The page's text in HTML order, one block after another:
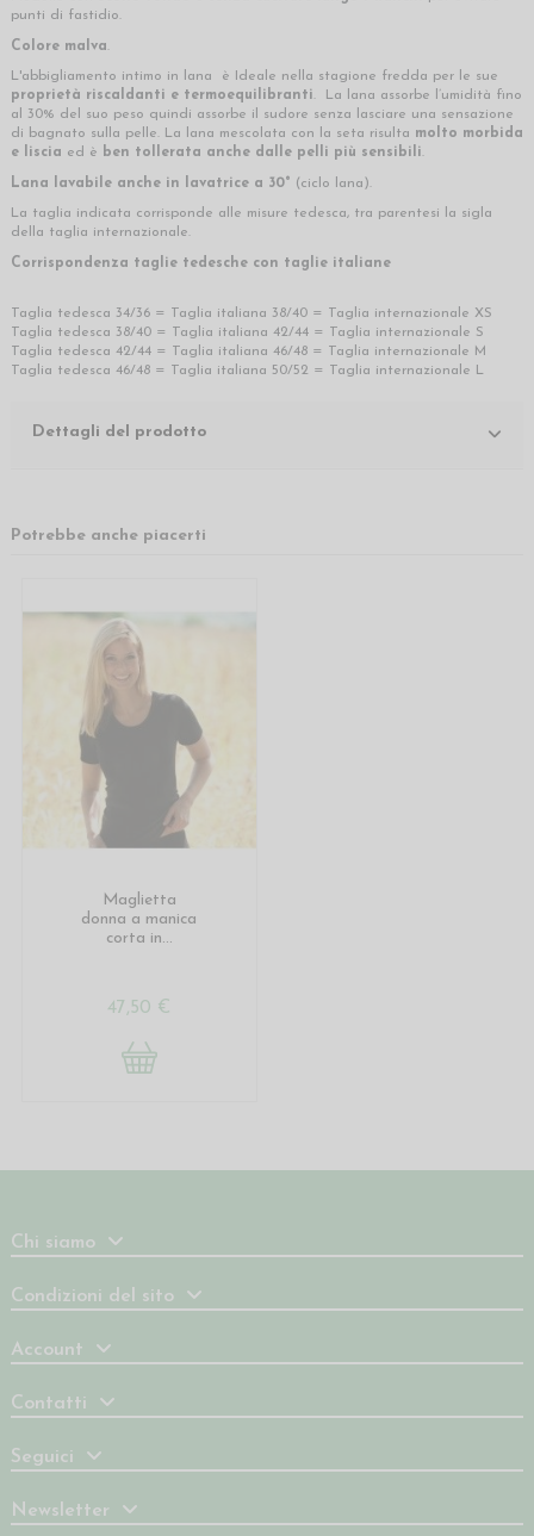
punti di fastidio.
Colore malva.
L'abbigliamento intimo in lana è Ideale nella stagione fredda per le sue
proprietà riscaldanti e termoequilibranti. La lana assorbe l’umidità fino
al 30% del suo peso quindi assorbe il sudore senza lasciare una sensazione
di bagnato sulla pelle. La lana mescolata con la seta risulta molto morbida
e liscia ed è ben tollerata anche dalle pelli più sensibili.
Lana lavabile anche in lavatrice a 30° (ciclo lana).
La taglia indicata corrisponde alle misure tedesca, tra parentesi la sigla
della taglia internazionale.
Corrispondenza taglie tedesche con taglie italiane
Taglia tedesca 34/36 = Taglia italiana 38/40 = Taglia internazionale XS
Taglia tedesca 38/40 = Taglia italiana 42/44 = Taglia internazionale S
Taglia tedesca 42/44 = Taglia italiana 46/48 = Taglia internazionale M
Taglia tedesca 46/48 = Taglia italiana 50/52 = Taglia internazionale L
Dettagli del prodotto
Potrebbe anche piacerti
Maglietta
donna a manica
corta in...
47,50 €
Chi siamo
Condizioni del sito
Account
Contatti
Seguici
Newsletter